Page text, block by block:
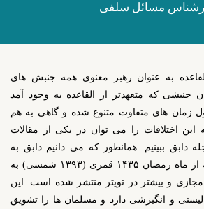
مسائل سلفی
به عنوان رهبر معنوی همه جنبش های
جنبشی که متعهدتر از القاعده به وجود آمد
زمان های متفاوت متنوع شده و گاهی به هم
این اختلافات را می توان در یکی از مقالات
دابق ببینیم. همانطور که می دانیم دابق به
عنوان مجله ای است که از ماه رمضان ۱۴۳۵ قمری (۱۳۹۳ شمسی) به
و بیشتر در تویتر منتشر شده است. این
و انگیزشی دارد و مسلمان ها را تشویق